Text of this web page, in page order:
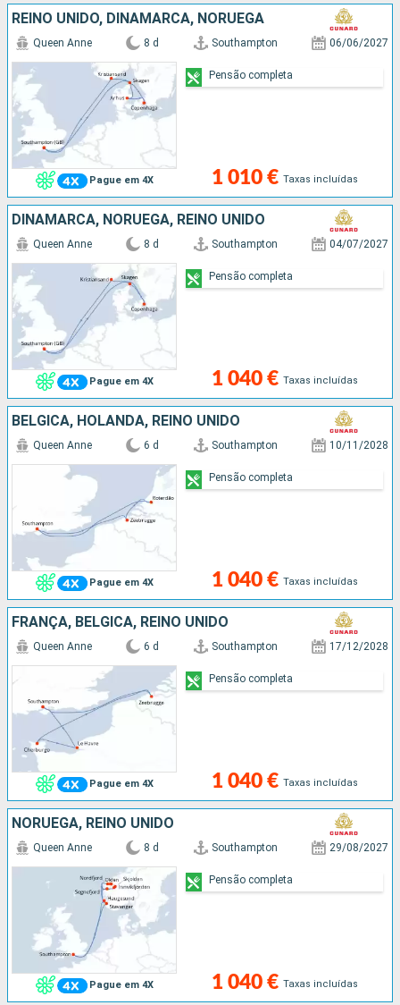
REINO UNIDO, DINAMARCA, NORUEGA
Pague em 4X
Queen Anne 8 d Southampton 06/06/2027
1 010 € Taxas incluídas
Pensão completa
DINAMARCA, NORUEGA, REINO UNIDO
Pague em 4X
Queen Anne 8 d Southampton 04/07/2027
1 040 € Taxas incluídas
Pensão completa
BÉLGICA, HOLANDA, REINO UNIDO
Pague em 4X
Queen Anne 6 d Southampton 10/11/2028
1 040 € Taxas incluídas
Pensão completa
FRANÇA, BÉLGICA, REINO UNIDO
Pague em 4X
Queen Anne 6 d Southampton 17/12/2028
1 040 € Taxas incluídas
Pensão completa
NORUEGA, REINO UNIDO
Pague em 4X
Queen Anne 8 d Southampton 29/08/2027
1 040 € Taxas incluídas
Pensão completa